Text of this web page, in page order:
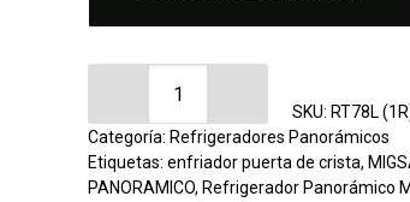
Refrigerador Panorámico
SKU: RT78L
Categoría: Refrigeradores Panorámicos
Etiquetas:enfriador puerta de crista,
PANORAMICO, Refrigerador Panorámico